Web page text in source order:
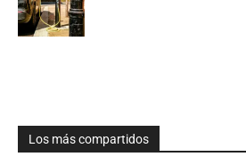
Los más compartidos